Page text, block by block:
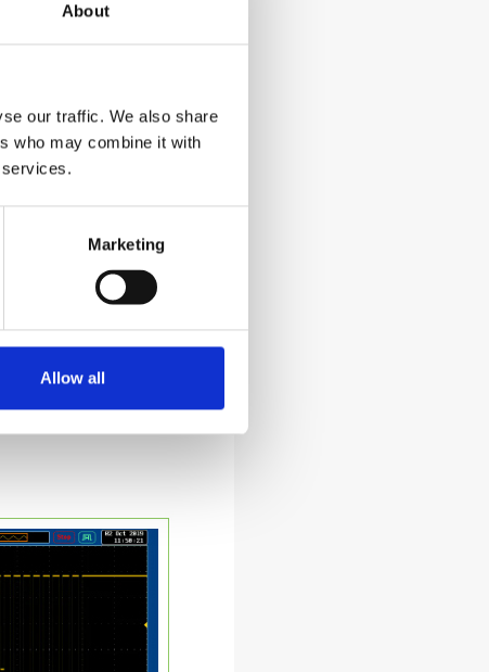
About
our traffic. We also share
who may combine it with
Marketing
Allow all